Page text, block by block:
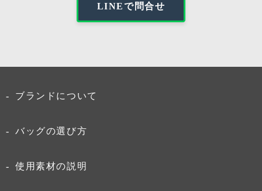
LINEで問合せ
ブランドについて
バッグの選び方
使用素材の説明